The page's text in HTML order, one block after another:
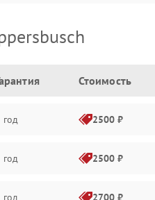
Стоимость
год 2500 ₽
год 2500 ₽
год 2700 ₽